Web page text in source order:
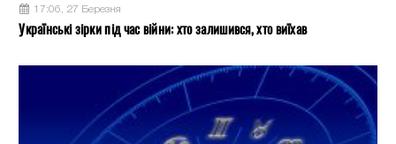
17:06, 27 Березня
Українські зірки під час війни: хто залишився, хто виїхав